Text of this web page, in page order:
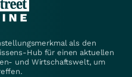
als den
Hub für einen aktuellen
und Wirtschaftswelt, um